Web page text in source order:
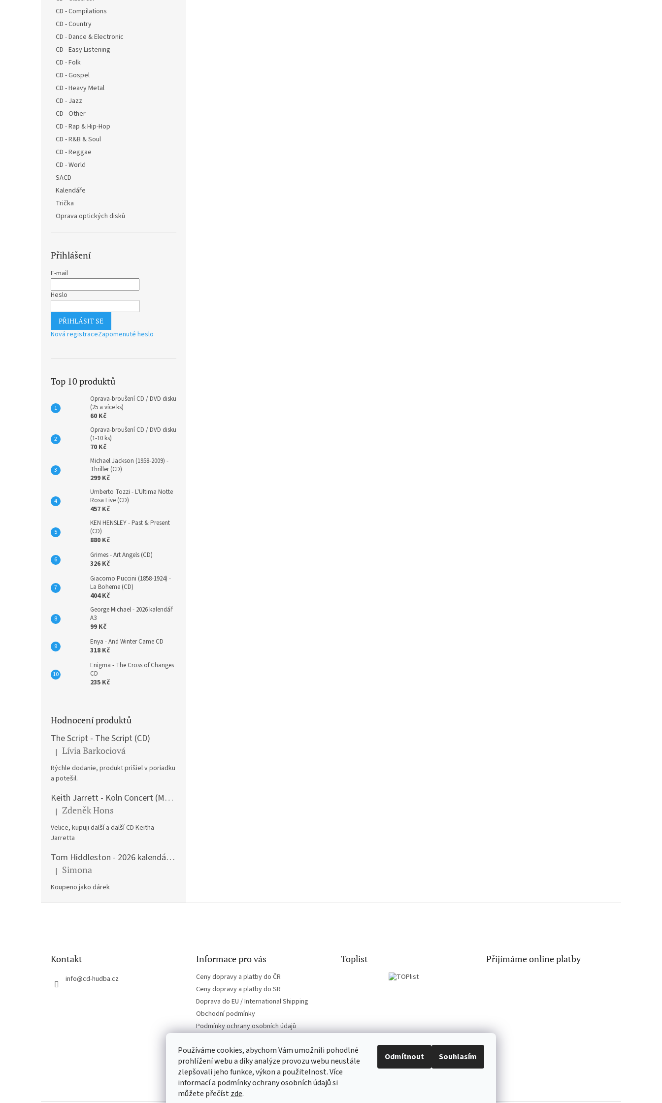
Používáme cookies, abychom Vám umožnili pohodlné
prohlížení webu a díky analýze provozu webu neustále
zlepšovali jeho funkce, výkon a použitelnost. Více
informací a podmínky ochrany osobních údajů si
můžete přečístzde.
Odmítnout Souhlasím
CD - Compilations
CD - Country
CD - Dance & Electronic
CD - Easy Listening
CD - Folk
CD - Gospel
CD - Heavy Metal
CD - Jazz
CD - Other
CD - Rap & Hip-Hop
CD - R&B & Soul
CD - Reggae
CD - World
SACD
Kalendáře
Trička
Oprava optických disků
Přihlášení
E-mail
Heslo
PŘIHLÁSIT SE
Nová registraceZapomenuté heslo
Top 10 produktů
Oprava-broušení CD / DVD disku
(25 a více ks)
60 Kč
Oprava-broušení CD / DVD disku
(1-10 ks)
70 Kč
Michael Jackson (1958-2009) -
Thriller (CD)
299 Kč
Umberto Tozzi - L'Ultima Notte
Rosa Live (CD)
457 Kč
KEN HENSLEY - Past & Present
(CD)
880 Kč
Grimes - Art Angels (CD)
326 Kč
Giacomo Puccini (1858-1924) -
La Boheme (CD)
404 Kč
George Michael - 2026 kalendář
A3
99 Kč
Enya - And Winter Came CD
318 Kč
Enigma - The Cross of Changes
CD
235 Kč
Hodnocení produktů
The Script - The Script (CD)
Hodnocení produktu je 5 z 5 hvězdiček.
| Lívia Barkociová
Rýchle dodanie, produkt prišiel v poriadku
a potešil.
Keith Jarrett - Koln Concert (Music CD)
Hodnocení produktu je 5 z 5 hvězdiček.
| Zdeněk Hons
Velice, kupuji další a další CD Keitha
Jarretta
Tom Hiddleston - 2026 kalendář A3
Hodnocení produktu je 5 z 5 hvězdiček.
| Simona
Koupeno jako dárek
Kontakt
info@cd-hudba.cz
Informace pro vás
Ceny dopravy a platby do ČR
Ceny dopravy a platby do SR
Doprava do EU / International Shipping
Obchodní podmínky
Podmínky ochrany osobních údajů
Toplist Přijímáme online platby
EN-filmy.cz CD-Soundtrack.cz